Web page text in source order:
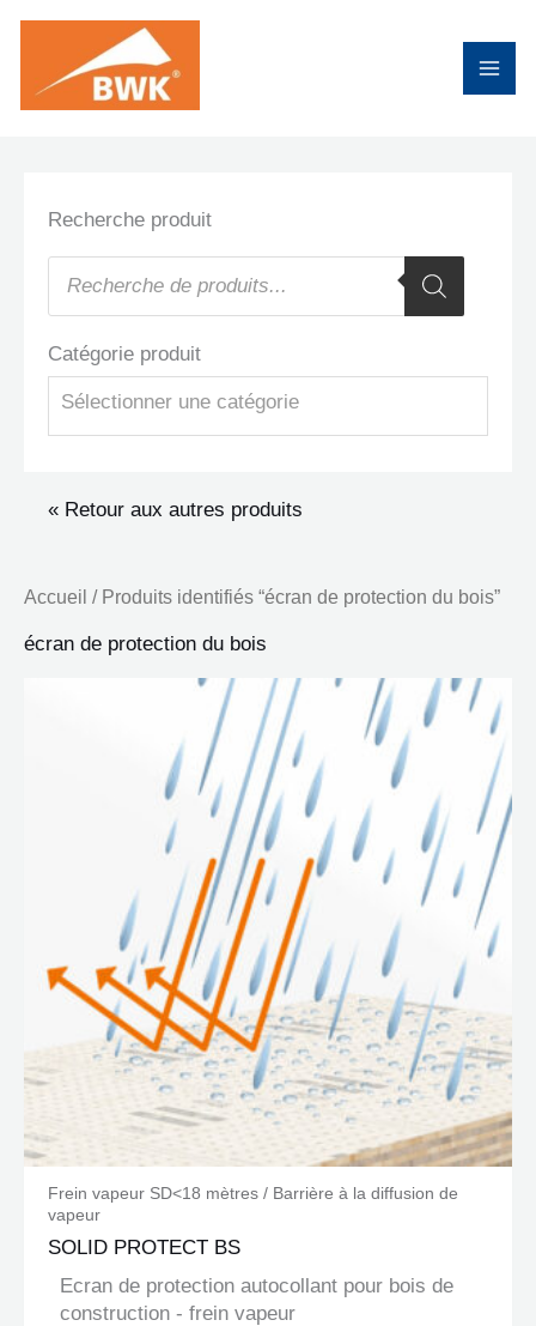
contenu
Recherche produit
Recherche
de
Catégorie produit
Sélectionner une catégorie
« Retour aux autres produits
Accueil / Produits identifiés “écran de protection du bois”
écran de protection du bois
Frein vapeur SD<18 mètres / Barrière à la diffusion de
vapeur
SOLID PROTECT BS
Ecran de protection autocollant pour bois de
construction - frein vapeur